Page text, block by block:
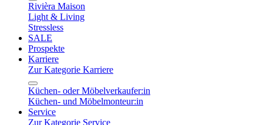
Rivièra Maison
Light & Living
Stressless
SALE
Prospekte
Karriere
Zur Kategorie Karriere
Küchen- oder Möbelverkaufer:in
Küchen- und Möbelmonteur:in
Service
Zur Kategorie Service